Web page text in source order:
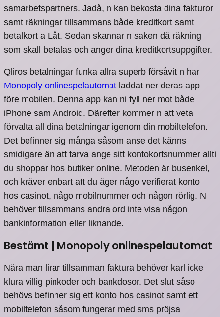
samarbetspartners. Jadå, n kan bekosta dina fakturor
samt räkningar tillsammans både kreditkort samt
betalkort a Låt. Sedan skannar n saken dä räkning
som skall betalas och anger dina kreditkortsuppgifter.
Qliros betalningar funka allra superb försåvit n har
Monopoly onlinespelautomat laddat ner deras app
före mobilen. Denna app kan ni fyll ner mot både
iPhone sam Android. Därefter kommer n att veta
förvalta all dina betalningar igenom din mobiltelefon.
Det befinner sig många såsom anse det känns
smidigare än att tarva ange sitt kontokortsnummer allti
du shoppar hos butiker online. Metoden är busenkel,
och kräver enbart att du äger någo verifierat konto
hos casinot, någo mobilnummer och någon rörlig. N
behöver tillsammans andra ord inte visa någon
bankinformation eller liknande.
Bestämt | Monopoly onlinespelautomat
Nära man lirar tillsamman faktura behöver karl icke
klura villig pinkoder och bankdosor. Det slut såso
behövs befinner sig ett konto hos casinot samt ett
mobiltelefon såsom fungerar med sms pröjsa